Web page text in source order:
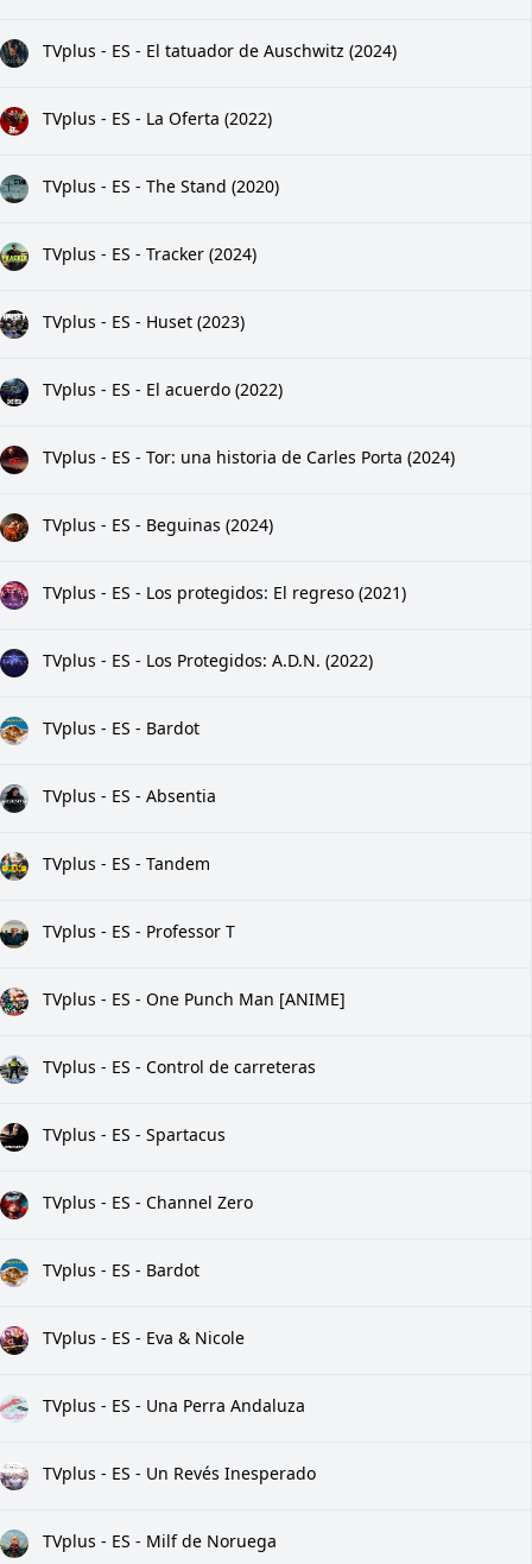
TVplus - ES - El tatuador de Auschwitz (2024)
TVplus - ES - La Oferta (2022)
TVplus - ES - The Stand (2020)
TVplus - ES - Tracker (2024)
TVplus - ES - Huset (2023)
TVplus - ES - El acuerdo (2022)
TVplus - ES - Tor: una historia de Carles Porta (2024)
TVplus - ES - Beguinas (2024)
TVplus - ES - Los protegidos: El regreso (2021)
TVplus - ES - Los Protegidos: A.D.N. (2022)
TVplus - ES - Bardot
TVplus - ES - Absentia
TVplus - ES - Tandem
TVplus - ES - Professor T
TVplus - ES - One Punch Man [ANIME]
TVplus - ES - Control de carreteras
TVplus - ES - Spartacus
TVplus - ES - Channel Zero
TVplus - ES - Bardot
TVplus - ES - Eva & Nicole
TVplus - ES - Una Perra Andaluza
TVplus - ES - Un Revés Inesperado
TVplus - ES - Milf de Noruega